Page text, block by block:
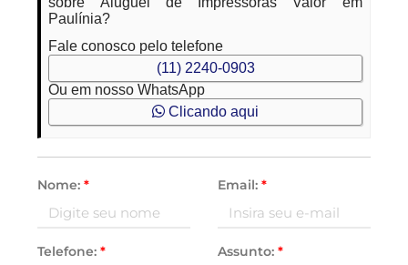
Paulínia?
Fale conosco pelo telefone
(11) 2240-0903
Ou em nosso WhatsApp
Clicando aqui
Nome:* Email: *
Telefone:* Assunto: *